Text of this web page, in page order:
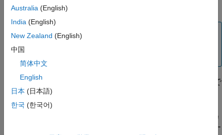
定を参照してください。
MATLAB
をアクション言語として使用するチャートで
の可変サイズ データ
MATLAB® をアクション言語として使用するチャートでは、チャ
ートレベルの入力、ローカル、出力のデータに加え、グラフィカ
ル関数、MATLAB 関数、および真理値表関数の入力と出力のデー
Australia (English)
India (English)
New Zealand (English)
中国
简体中文
English
日本 (日本語)
한국 (한국어)